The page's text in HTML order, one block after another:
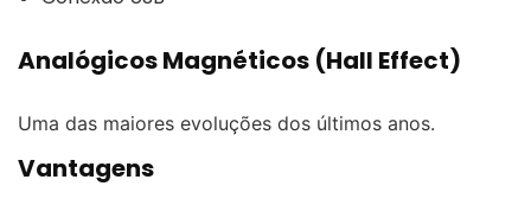
Analógicos Magnéticos (Hall Effect)
Uma das maiores evoluções dos últimos anos.
Vantagens